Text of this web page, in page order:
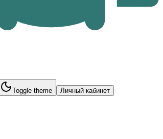
Toggle theme Личный кабинет